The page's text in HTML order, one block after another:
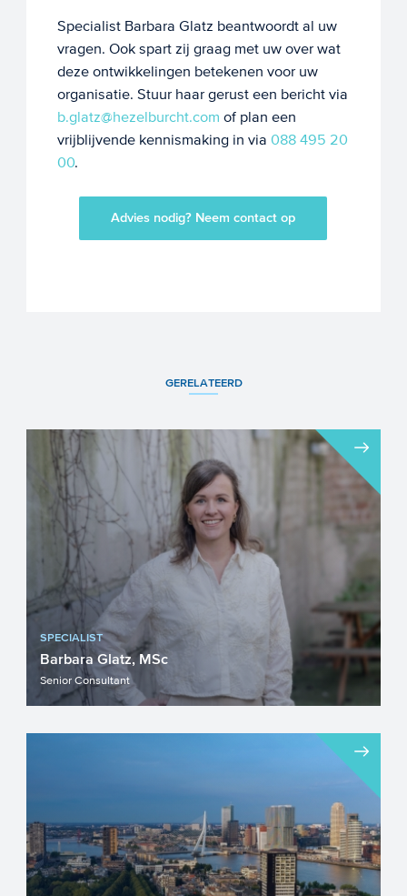
Specialist Barbara Glatz beantwoordt al uw
vragen. Ook spart zij graag met uw over wat
deze ontwikkelingen betekenen voor uw
organisatie. Stuur haar gerust een bericht via
b.glatz@hezelburcht.com of plan een
vrijblijvende kennismaking in via 088 495 20
00.
Advies nodig? Neem contact op
GERELATEERD
SPECIALIST
Barbara Glatz, MSc
Senior Consultant